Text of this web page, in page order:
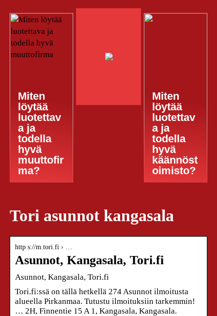
Miten
löytää
luotettav
a ja
todella
hyvä
muuttofir
ma?
Miten
löytää
luotettav
a ja
todella
hyvä
käännöst
oimisto?
Tori asunnot kangasala
http s://m.tori.fi › …
Asunnot, Kangasala, Tori.fi
Asunnot, Kangasala, Tori.fi
Tori.fi:ssä on tällä hetkellä 274 Asunnot ilmoitusta
alueella Pirkanmaa. Tutustu ilmoituksiin tarkemmin!
… 2H, Finnentie 15 A 1, Kangasala, Kangasala.